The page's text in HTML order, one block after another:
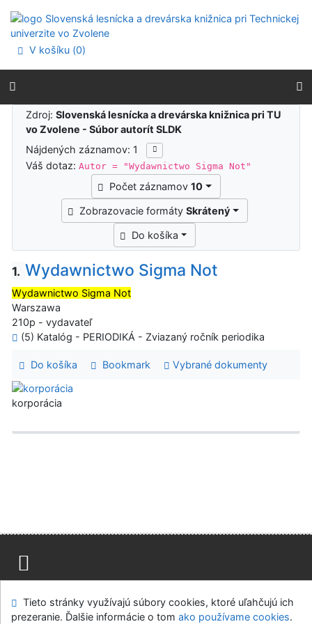
Prejsť na menu
Prehlásenie o webovej prístupnosti
V košíku (0)
Výsledky vyhľadávania
Zdroj:Slovenská lesnícka a drevárska knižnica pri TU
vo Zvolene - Súbor autorít SLDK
Nájdených záznamov: 1
Váš dotaz:Autor = "Wydawnictwo Sigma Not"
Počet záznamov10
Zobrazovacie formátySkrátený
Do košíka
1. Wydawnictwo Sigma Not
Wydawnictwo Sigma Not
Warszawa
210p - vydavateľ
(5) Katalóg - PERIODIKÁ - Zviazaný ročník periodika
Do košíka Bookmark Vybrané dokumenty
korporácia
Modul OpenSearch
Napíšte nám Nastavenie cookies
Tieto stránky využívajú súbory cookies, ktoré uľahčujú ich
prezeranie. Ďalšie informácie o tom ako používame cookies.